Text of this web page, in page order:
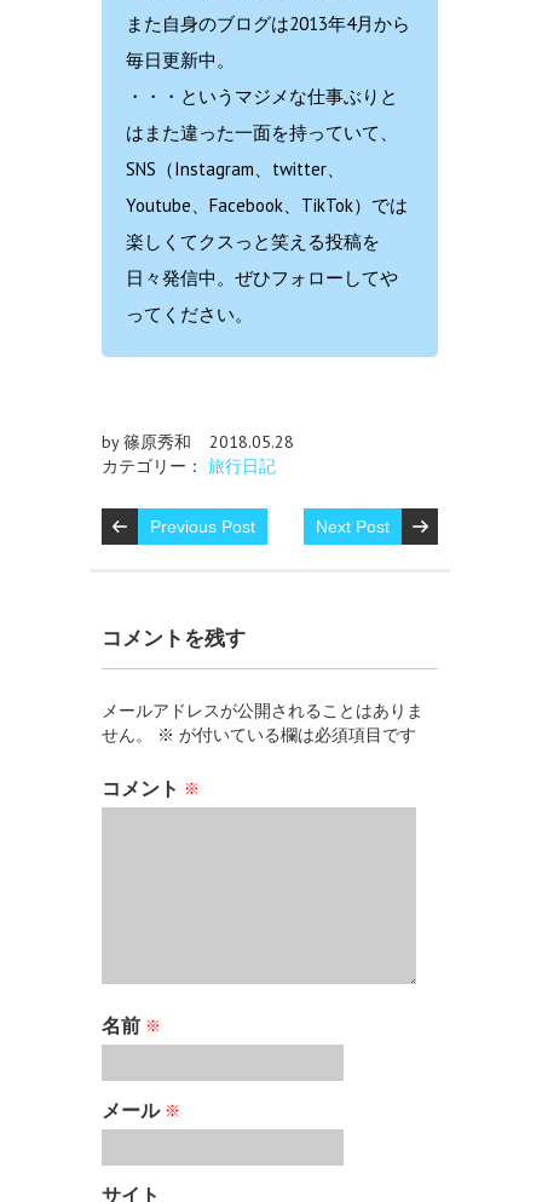
また自身のブログは2013年4月から
毎日更新中。
・・・というマジメな仕事ぶりと
はまた違った一面を持っていて、
SNS（Instagram、twitter、
Youtube、Facebook、TikTok）では
楽しくてクスっと笑える投稿を
日々発信中。ぜひフォローしてや
ってください。
by 篠原秀和
2018.05.28
カテゴリー： 旅行日記
Previous Post Next Post
コメントを残す
メールアドレスが公開されることはありま
せん。
※ が付いている欄は必須項目です
コメント ※
名前 ※
メール ※
サイト